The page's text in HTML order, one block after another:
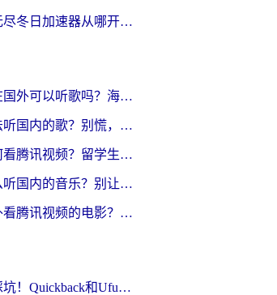
苹果手机无尽冬日加速器从哪开启？海外玩家的冬日生存指南
酷狗会员在国外可以听歌吗？海外党亲测有效：3步解决音乐权限难题
在国外无法听国内的歌？别慌，这样操作就能畅听QQ音乐（附亲测加速器推荐）
在国外如何看腾讯视频？留学生亲测有效的回国加速方案
在国外怎么听国内的音乐？别让版权限制断了你的华语歌单
怎么在国外看腾讯视频的电影？海外党亲测有效的回国加速指南
海外党别踩坑！Quickback和UfunR好用吗？选对回国加速器才能无缝刷国内资源